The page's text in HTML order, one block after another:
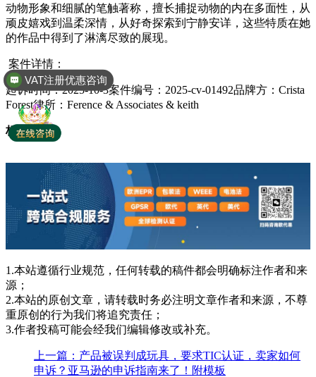
动物形象和细腻的笔触著称，擅长捕捉动物的内在多面性，从
顽皮嬉戏到温柔深情，从好奇探索到宁静安详，这些特质在她
的作品中得到了淋漓尽致的展现。
案件详情：
起诉时间：2025-10-3案件编号：2025-cv-01492品牌方：Crista
Forest律所：Ference & Associates & keith
标签:
1.本站遵循行业规范，任何转载的稿件都会明确标注作者和来
源；
2.本站的原创文章，请转载时务必注明文章作者和来源，不尊
重原创的行为我们将追究责任；
3.作者投稿可能会经我们编辑修改或补充。
上一篇：产品被误判成玩具，要求TIC认证，卖家如何
申诉？亚马逊的申诉指南来了！附模板
VAT注册优惠咨询